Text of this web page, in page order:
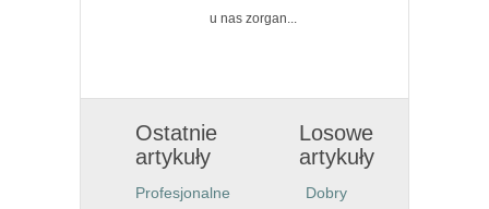
u nas zorgan...
Ostatnie
artykuły
Profesjonalne
Losowe
artykuły
Dobry